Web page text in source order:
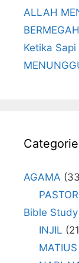
ALLAH
Ketika
AGAMA
Bible Study
INJIL
MATIUS